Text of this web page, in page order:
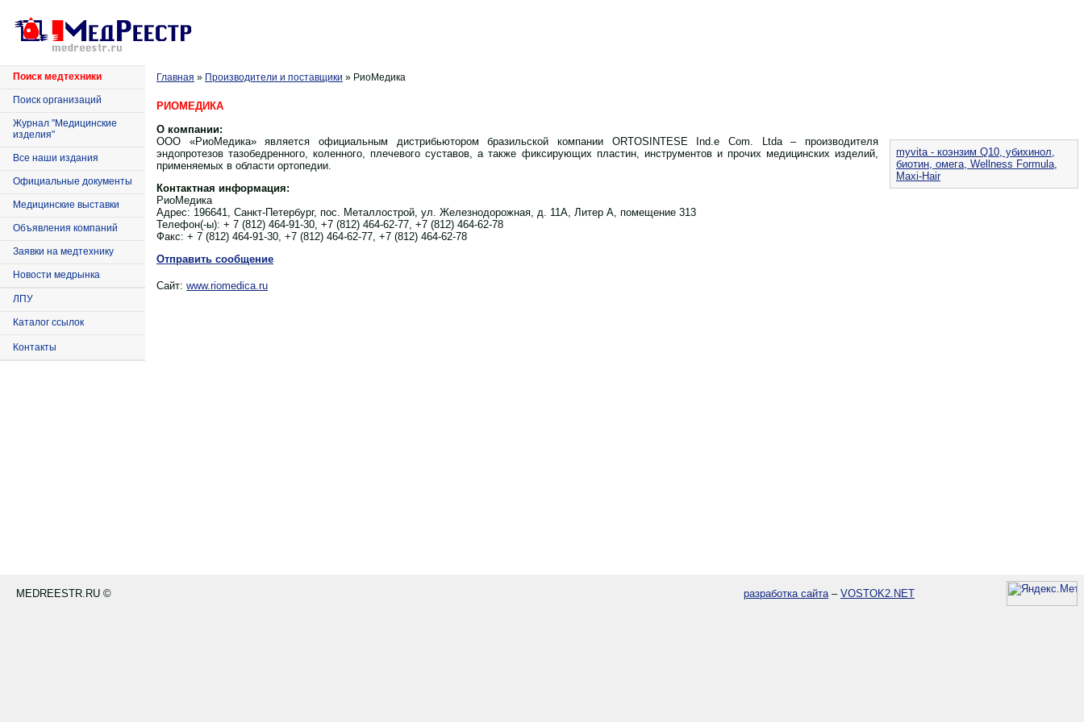
Поиск медтехники
Поиск организаций
Журнал "Медицинские
изделия"
Все наши издания
Официальные документы
Медицинские выставки
Объявления компаний
Заявки на медтехнику
Новости медрынка
ЛПУ
Каталог ссылок
Контакты
Главная » Производители и поставщики » РиоМедика
РИОМЕДИКА
О компании:
ООО «РиоМедика» является официальным дистрибьютором бразильской компании ORTOSINTESE Ind.e Com. Ltda – производителя
эндопротезов тазобедренного, коленного, плечевого суставов, а также фиксирующих пластин, инструментов и прочих медицинских изделий,
применяемых в области ортопедии.
Контактная информация:
РиоМедика
Адрес: 196641, Санкт-Петербург, пос. Металлострой, ул. Железнодорожная, д. 11А, Литер А, помещение 313
Телефон(-ы): + 7 (812) 464-91-30, +7 (812) 464-62-77, +7 (812) 464-62-78
Факс: + 7 (812) 464-91-30, +7 (812) 464-62-77, +7 (812) 464-62-78
Отправить сообщение
Сайт: www.riomedica.ru
myvita - коэнзим Q10, убихинол,
биотин, омега, Wellness Formula,
Maxi-Hair
MEDREESTR.RU © разработка сайта– VOSTOK2.NET